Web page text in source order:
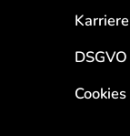
Karriere
DSGVO
Cookies